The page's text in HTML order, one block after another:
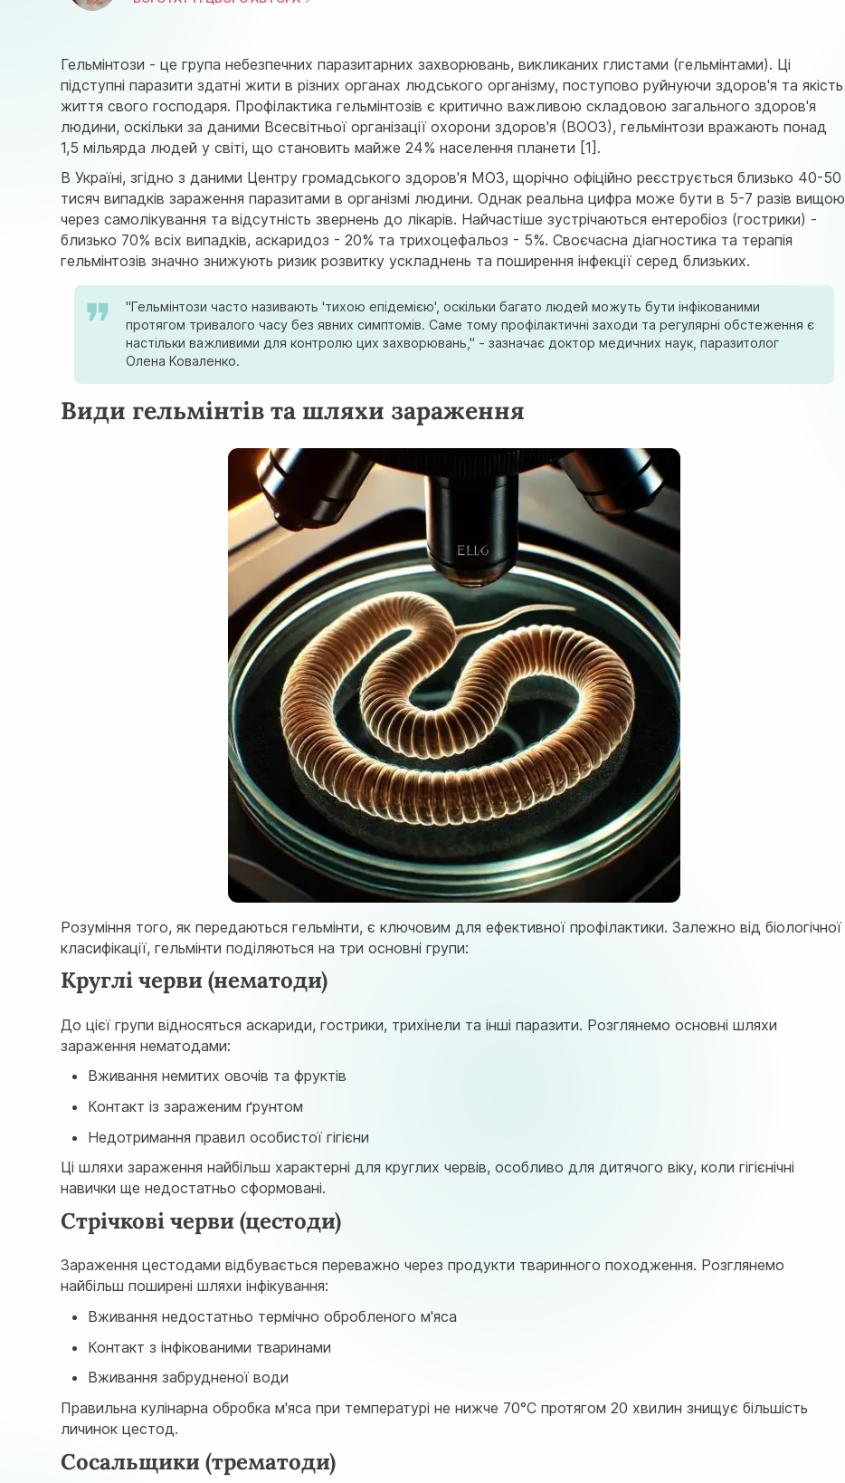
Гельмінтози - це група небезпечних паразитарних захворювань, викликаних глистами (гельмінтами). Ці
підступні паразити здатні жити в різних органах людського організму, поступово руйнуючи здоров'я та якість
життя свого господаря. Профілактика гельмінтозів є критично важливою складовою загального здоров'я
людини, оскільки за даними Всесвітньої організації охорони здоров'я (ВООЗ), гельмінтози вражають понад
1,5 мільярда людей у світі, що становить майже 24% населення планети [1] .
В Україні, згідно з даними Центру громадського здоров'я МОЗ, щорічно офіційно реєструється близько 40-50
тисяч випадків зараження паразитами в організмі людини. Однак реальна цифра може бути в 5-7 разів вищою
через самолікування та відсутність звернень до лікарів. Найчастіше зустрічаються ентеробіоз (гострики) -
близько 70% всіх випадків, аскаридоз - 20% та трихоцефальоз - 5%. Своєчасна діагностика та терапія
гельмінтозів значно знижують ризик розвитку ускладнень та поширення інфекції серед близьких.
"Гельмінтози часто називають 'тихою епідемією', оскільки багато людей можуть бути інфікованими
протягом тривалого часу без явних симптомів. Саме тому профілактичні заходи та регулярні обстеження є
настільки важливими для контролю цих захворювань," - зазначає доктор медичних наук, паразитолог
Олена Коваленко.
Види гельмінтів та шляхи зараження
Розуміння того, як передаються гельмінти, є ключовим для ефективної профілактики. Залежно від біологічної
класифікації, гельмінти поділяються на три основні групи:
Круглі черви (нематоди)
До цієї групи відносяться аскариди, гострики, трихінели та інші паразити. Розглянемо основні шляхи
зараження нематодами:
Вживання немитих овочів та фруктів
Контакт із зараженим ґрунтом
Недотримання правил особистої гігієни
Ці шляхи зараження найбільш характерні для круглих червів, особливо для дитячого віку, коли гігієнічні
навички ще недостатньо сформовані.
Стрічкові черви (цестоди)
Зараження цестодами відбувається переважно через продукти тваринного походження. Розглянемо
найбільш поширені шляхи інфікування:
Вживання недостатньо термічно обробленого м'яса
Контакт з інфікованими тваринами
Вживання забрудненої води
Правильна кулінарна обробка м'яса при температурі не нижче 70°C протягом 20 хвилин знищує більшість
личинок цестод.
Сосальщики (трематоди)